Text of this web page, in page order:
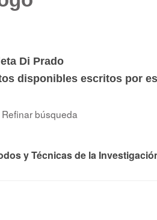
Di Prado
disponibles escritos por
Refinar búsqueda
y Técnicas de la